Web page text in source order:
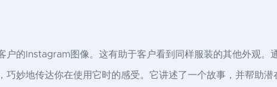
的Instagram图像。这有助于客户看到同样服装的其他外观。
妙地传达你在使用它时的感受。它讲述了一个故事，并帮助